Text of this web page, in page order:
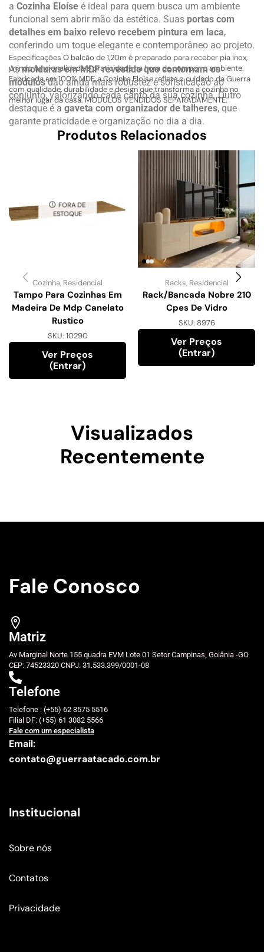
a Cozinha Eloíse é ideal para quem busca um ambiente
funcional sem abrir mão da estética. Suas portas com
detalhes em baixo relevo recebem pintura em laca,
conferindo um toque elegante e contemporâneo ao projeto.
Asmolduras em MDF revestido que contornam os
módulosdão ainda mais robustez e sofisticação ao
conjunto, valorizando cada canto da sua cozinha. Outro
destaque é a gaveta com organizador de talheres, que
garante praticidade e organização no dia a dia.
Especificações O balcão de 1,20m é preparado para receber pia inox,
unindo funcionalidade e praticidade na hora de compor o ambiente.
Fabricada em 100% MDF, a Cozinha Eloíse reflete o cuidado da Guerra
com qualidade, durabilidade e design que transforma a cozinha no
melhor lugar da casa. MÓDULOS VENDIDOS SEPARADAMENTE.
Produtos Relacionados
FORA DE
ESTOQUE
Cozinha, Residencial
Tampo Para Cozinhas Em
Madeira De Mdp Canelato
Rustico
SKU: 10290
Ver Preços
(entrar)
Racks, Residencial
Rack/Bancada Nobre 210
Cpes De Vidro
SKU: 8976
Ver Preços
(entrar)
Visualizados
Recentemente
Fale Conosco
Matriz
Av Marginal Norte 155 quadra EVM Lote 01 Setor Campinas, Goiânia -GO
CEP: 74523320 CNPJ: 31.533.399/0001-08
Telefone
Telefone : (+55) 62 3575 5516
Filial DF: (+55) 61 3082 5566
Fale com um especialista
Email:
contato@guerraatacado.com.br
Institucional
Sobre nós
Contatos
Privacidade